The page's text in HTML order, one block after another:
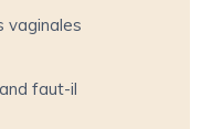
vaginales
faut-il